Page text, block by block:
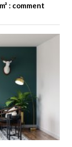
: comment